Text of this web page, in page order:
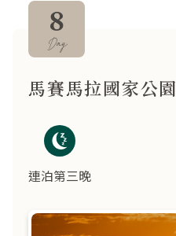
馬賽馬拉國家公園
連泊第三晚
8
Day